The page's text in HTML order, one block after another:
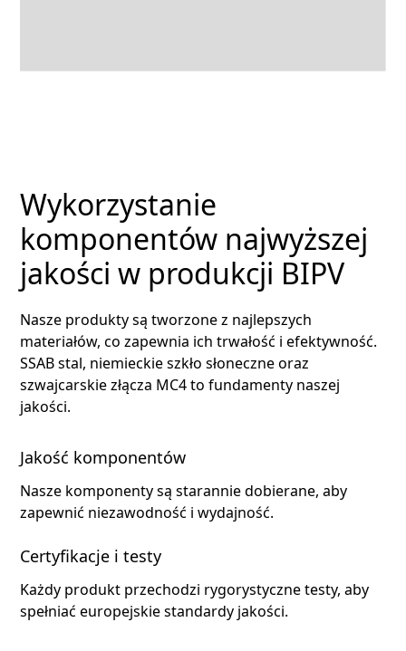
Wykorzystanie
komponentów najwyższej
jakości w produkcji BIPV
Nasze produkty są tworzone z najlepszych
materiałów, co zapewnia ich trwałość i efektywność.
SSAB stal, niemieckie szkło słoneczne oraz
szwajcarskie złącza MC4 to fundamenty naszej
jakości.
Jakość komponentów
Nasze komponenty są starannie dobierane, aby
zapewnić niezawodność i wydajność.
Certyfikacje i testy
Każdy produkt przechodzi rygorystyczne testy, aby
spełniać europejskie standardy jakości.